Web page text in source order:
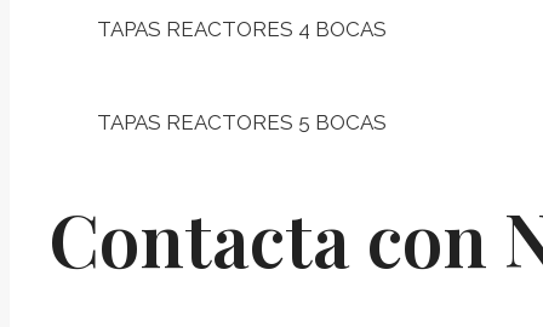
TAPAS REACTORES 4 BOCAS
TAPAS REACTORES 5 BOCAS
Contacta con